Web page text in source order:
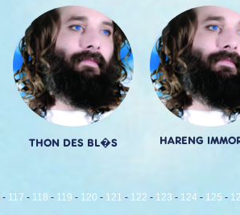
THON DES BL�S HARENG
- 117 - 118 - 119 - 120 - 121 - 122 - 123 - 124 - 125 -